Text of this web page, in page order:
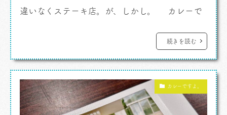
違いなくステーキ店。が、しかし。 カレーで
な男としては、カレーをメニュー内に見出すこと
もできるんです。特殊能力です。できちゃったん
ン」 を注文 […]
続きを読む
カレーですよ。